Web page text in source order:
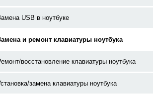
USB в ноутбуке
и ремонт клавиатуры ноутбука
восстановление клавиатуры ноутбука
замена клавиатуры ноутбука